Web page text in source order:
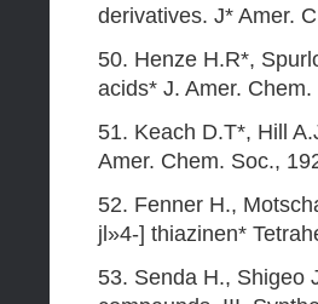
derivatives. J* Amer.
50. Henze H.R*,
acids* J. Amer.
51. Keach D.T*, Hill
Amer. Chem. Soc.,
52. Fenner H.,
jl»4-] thiazinen*
53. Senda H., Shigeo